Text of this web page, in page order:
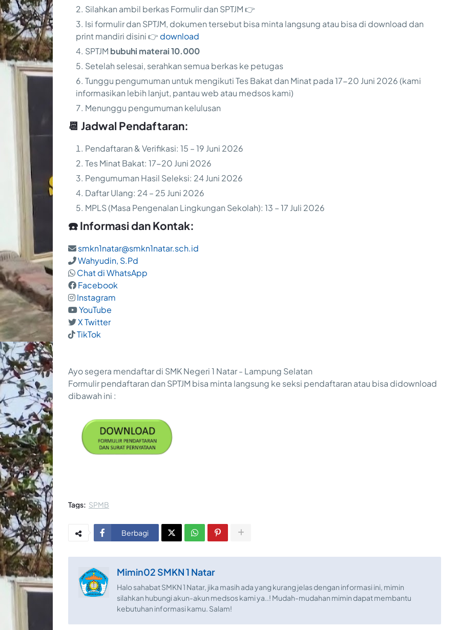
Silahkan ambil berkas Formulir dan SPTJM 👉
Isi formulir dan SPTJM, dokumen tersebut bisa minta langsung atau bisa di download dan
print mandiri disini 👉 download
SPTJM bubuhi materai 10.000
Setelah selesai, serahkan semua berkas ke petugas
Tunggu pengumuman untuk mengikuti Tes Bakat dan Minat pada 17-20 Juni 2026 (kami
informasikan lebih lanjut, pantau web atau medsos kami)
Menunggu pengumuman kelulusan
📆 Jadwal Pendaftaran:
Pendaftaran & Verifikasi: 15 – 19 Juni 2026
Tes Minat Bakat: 17-20 Juni 2026
Pengumuman Hasil Seleksi: 24 Juni 2026
Daftar Ulang: 24 – 25 Juni 2026
MPLS (Masa Pengenalan Lingkungan Sekolah): 13 – 17 Juli 2026
☎️ Informasi dan Kontak:
smkn1natar@smkn1natar.sch.id
Wahyudin, S.Pd
Chat di WhatsApp
Facebook
Instagram
YouTube
X Twitter
TikTok
Ayo segera mendaftar di SMK Negeri 1 Natar - Lampung Selatan
Formulir pendaftaran dan SPTJM bisa minta langsung ke seksi pendaftaran atau bisa didownload
dibawah ini :
Tags: SPMB
Berbagi
Mimin02 SMKN 1 Natar
Halo sahabat SMKN 1 Natar, jika masih ada yang kurang jelas dengan informasi ini, mimin
silahkan hubungi akun-akun medsos kami ya..! Mudah-mudahan mimin dapat membantu
kebutuhan informasi kamu. Salam!